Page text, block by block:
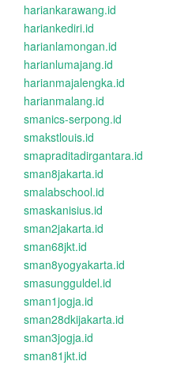
hariankarawang.id
hariankediri.id
harianlamongan.id
harianlumajang.id
harianmajalengka.id
harianmalang.id
smanics-serpong.id
smakstlouis.id
smapraditadirgantara.id
sman8jakarta.id
smalabschool.id
smaskanisius.id
sman2jakarta.id
sman68jkt.id
sman8yogyakarta.id
smasungguldel.id
sman1jogja.id
sman28dkijakarta.id
sman3jogja.id
sman81jkt.id